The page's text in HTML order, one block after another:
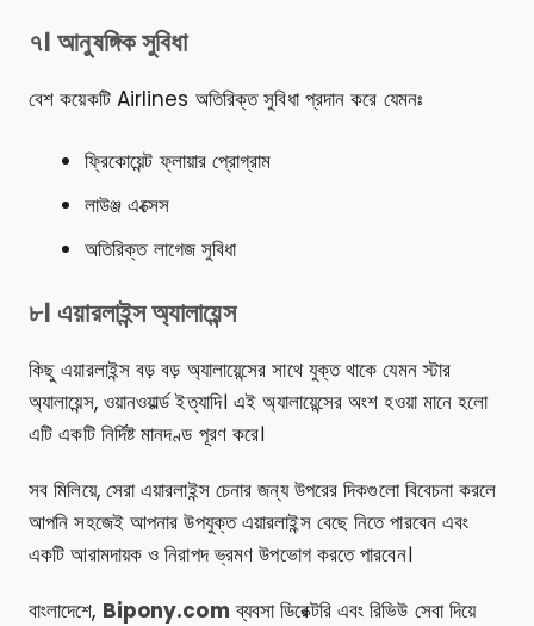
৭। আনুষঙ্গিক সুবিধা
বেশ কয়েকটি Airlines অতিরিক্ত সুবিধা প্রদান করে যেমনঃ
ফ্রিকোয়েন্ট ফ্লায়ার প্রোগ্রাম
লাউঞ্জ এক্সেস
অতিরিক্ত লাগেজ সুবিধা
৮। এয়ারলাইন্স অ্যালায়েন্স
কিছু এয়ারলাইন্স বড় বড় অ্যালায়েন্সের সাথে যুক্ত থাকে যেমন স্টার
অ্যালায়েন্স, ওয়ানওয়ার্ল্ড ইত্যাদি। এই অ্যালায়েন্সের অংশ হওয়া মানে হলো
এটি একটি নির্দিষ্ট মানদণ্ড পূরণ করে।
সব মিলিয়ে, সেরা এয়ারলাইন্স চেনার জন্য উপরের দিকগুলো বিবেচনা করলে
আপনি সহজেই আপনার উপযুক্ত এয়ারলাইন্স বেছে নিতে পারবেন এবং
একটি আরামদায়ক ও নিরাপদ ভ্রমণ উপভোগ করতে পারবেন।
বাংলাদেশে, Bipony.com ব্যবসা ডিরেক্টরি এবং রিভিউ সেবা দিয়ে